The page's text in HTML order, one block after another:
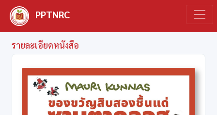
PPTNRC
รายละเอียดหนังสือ